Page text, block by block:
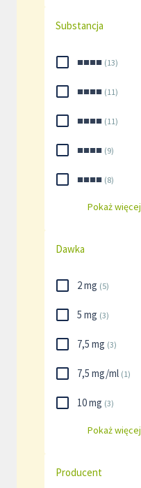
Substancja
■■■■ (13)
■■■■ (11)
■■■■ (11)
■■■■ (9)
■■■■ (8)
Pokaż więcej
Dawka
2 mg (5)
5 mg (3)
7,5 mg (3)
7,5 mg/ml (1)
10 mg (3)
Pokaż więcej
Producent